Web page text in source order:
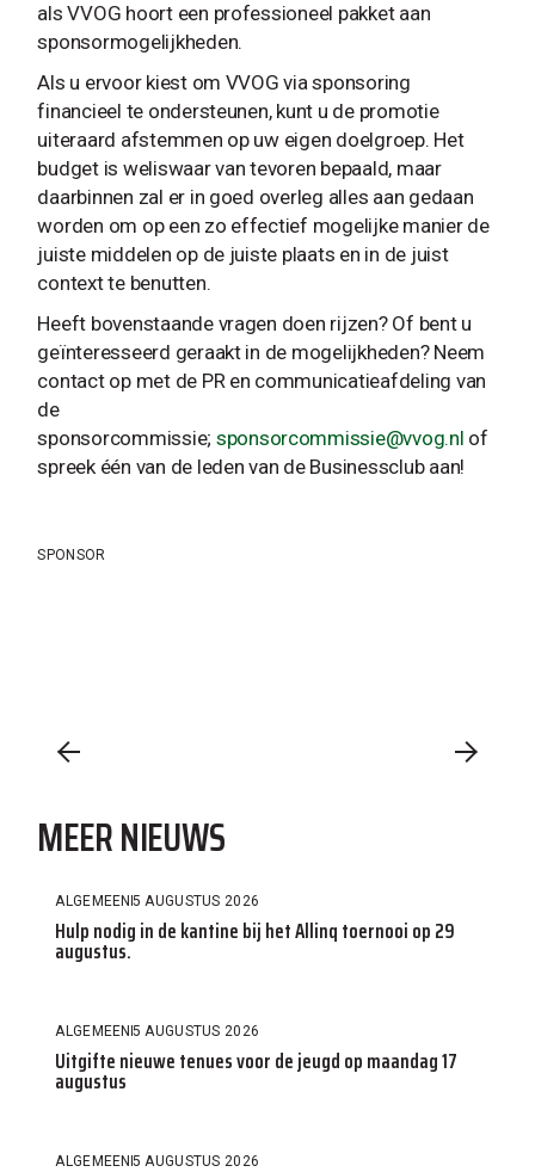
als VVOG hoort een professioneel pakket aan
sponsormogelijkheden.
Als u ervoor kiest om VVOG via sponsoring
financieel te ondersteunen, kunt u de promotie
uiteraard afstemmen op uw eigen doelgroep. Het
budget is weliswaar van tevoren bepaald, maar
daarbinnen zal er in goed overleg alles aan gedaan
worden om op een zo effectief mogelijke manier de
juiste middelen op de juiste plaats en in de juist
context te benutten.
Heeft bovenstaande vragen doen rijzen? Of bent u
geïnteresseerd geraakt in de mogelijkheden? Neem
contact op met de PR en communicatieafdeling van
de
sponsorcommissie; sponsorcommissie@vvog.nl of
spreek één van de leden van de Businessclub aan!
SPONSOR
MEER NIEUWS
ALGEMEEN5 AUGUSTUS 2026
Hulp nodig in de kantine bij het Allinq toernooi op 29
augustus.
ALGEMEEN5 AUGUSTUS 2026
Uitgifte nieuwe tenues voor de jeugd op maandag 17
augustus
ALGEMEEN5 AUGUSTUS 2026